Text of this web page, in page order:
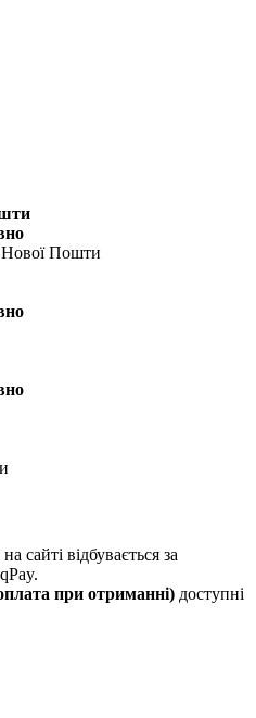
Нової Пошти
на сайті відбувається за
при отриманні) доступні